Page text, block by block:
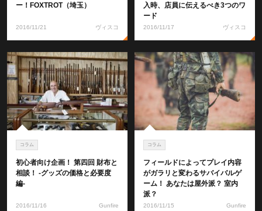
ー！FOXTROT（埼玉）
2016/11/21 ヴィスコ
入時、店員に伝えるべき3つのワ
ード
2016/11/17 ヴィスコ
コラム
初心者向け企画！ 第四回 財布と
相談！ -グッズの価格と必要度
編-
2016/11/16 Gunfire
コラム
フィールドによってプレイ内容
がガラリと変わるサバイバルゲ
ーム！ あなたは屋外派？ 室内
派？
2016/11/15 Gunfire